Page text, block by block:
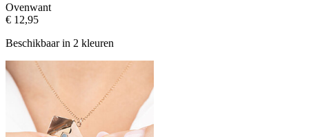
Ovenwant
€ 12,95
Beschikbaar in 2 kleuren